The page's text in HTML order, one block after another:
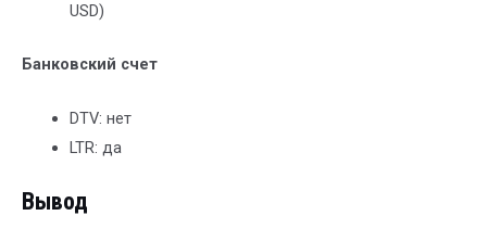
USD)
Банковский счет
DTV: нет
LTR: да
Вывод